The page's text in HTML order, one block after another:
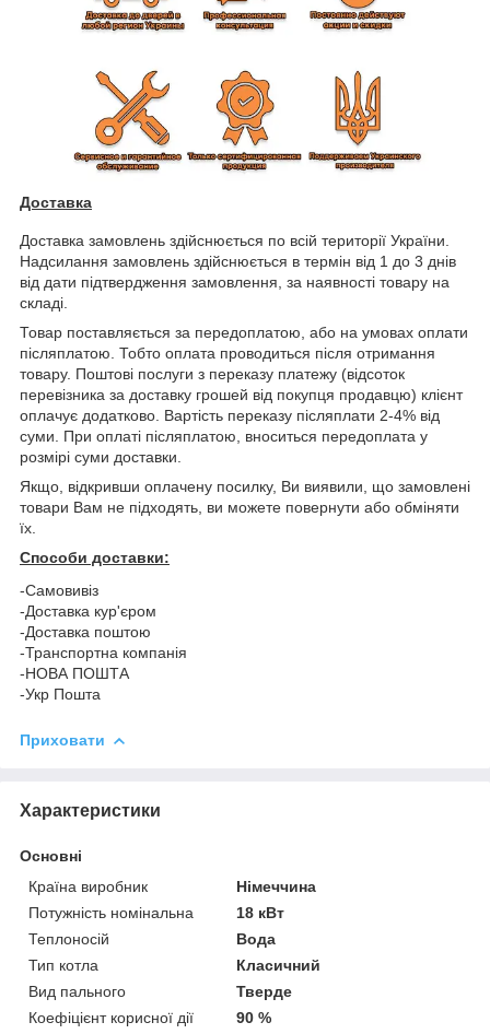
Доставка
Доставка замовлень здійснюється по всій території України.
Надсилання замовлень здійснюється в термін від 1 до 3 днів
від дати підтвердження замовлення, за наявності товару на
складі.
Товар поставляється за передоплатою, або на умовах оплати
післяплатою. Тобто оплата проводиться після отримання
товару. Поштові послуги з переказу платежу (відсоток
перевізника за доставку грошей від покупця продавцю) клієнт
оплачує додатково. Вартість переказу післяплати 2-4% від
суми. При оплаті післяплатою, вноситься передоплата у
розмірі суми доставки.
Якщо, відкривши оплачену посилку, Ви виявили, що замовлені
товари Вам не підходять, ви можете повернути або обміняти
їх.
Способи доставки:
-Самовивіз
-Доставка кур'єром
-Доставка поштою
-Транспортна компанія
-НОВА ПОШТА
-Укр Пошта
Приховати
Характеристики
Основні
Країна виробник
Німеччина
Потужність номінальна
18 кВт
Теплоносій
Вода
Тип котла
Класичний
Вид пального
Тверде
Коефіцієнт корисної дії
90 %